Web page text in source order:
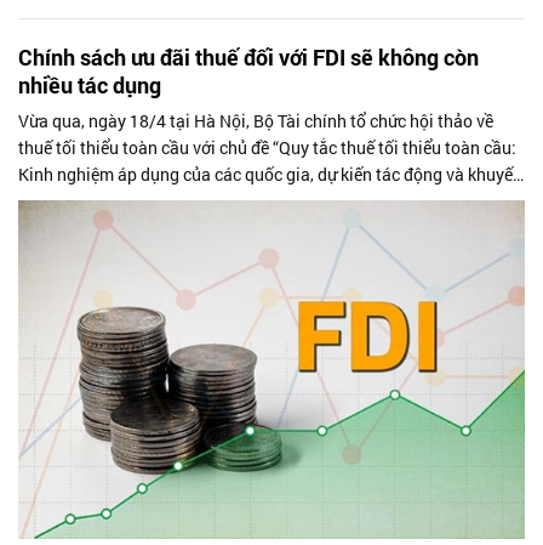
Chính sách ưu đãi thuế đối với FDI sẽ không còn
nhiều tác dụng
Vừa qua, ngày 18/4 tại Hà Nội, Bộ Tài chính tổ chức hội thảo về
thuế tối thiểu toàn cầu với chủ đề “Quy tắc thuế tối thiểu toàn cầu:
Kinh nghiệm áp dụng của các quốc gia, dự kiến tác động và khuyến
nghị...